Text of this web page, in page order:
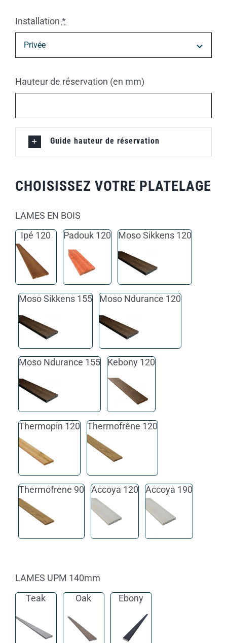
Installation *
Hauteur de réservation (en mm)
Guide hauteur de réservation
CHOISISSEZ VOTRE PLATELAGE
LAMES EN BOIS
Ipé 120
Padouk 120 Moso Sikkens 120
Moso Sikkens 155 Moso Ndurance 120
Moso Ndurance 155 Kebony 120
Thermopin 120 Thermofrêne 120
Thermofrene 90 Accoya 120 Accoya 190
LAMES UPM 140mm
Teak
Oak Ebony